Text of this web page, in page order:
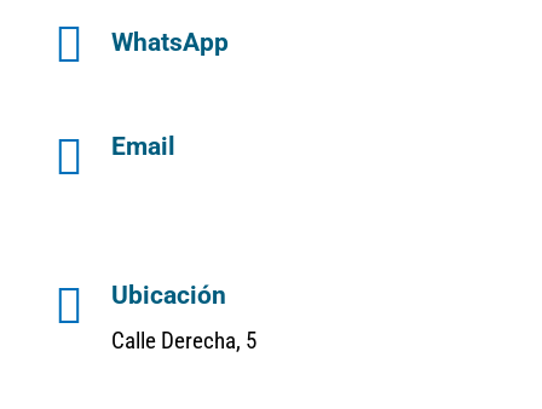
 WhatsApp
 Email
 Ubicación
Calle Derecha, 5